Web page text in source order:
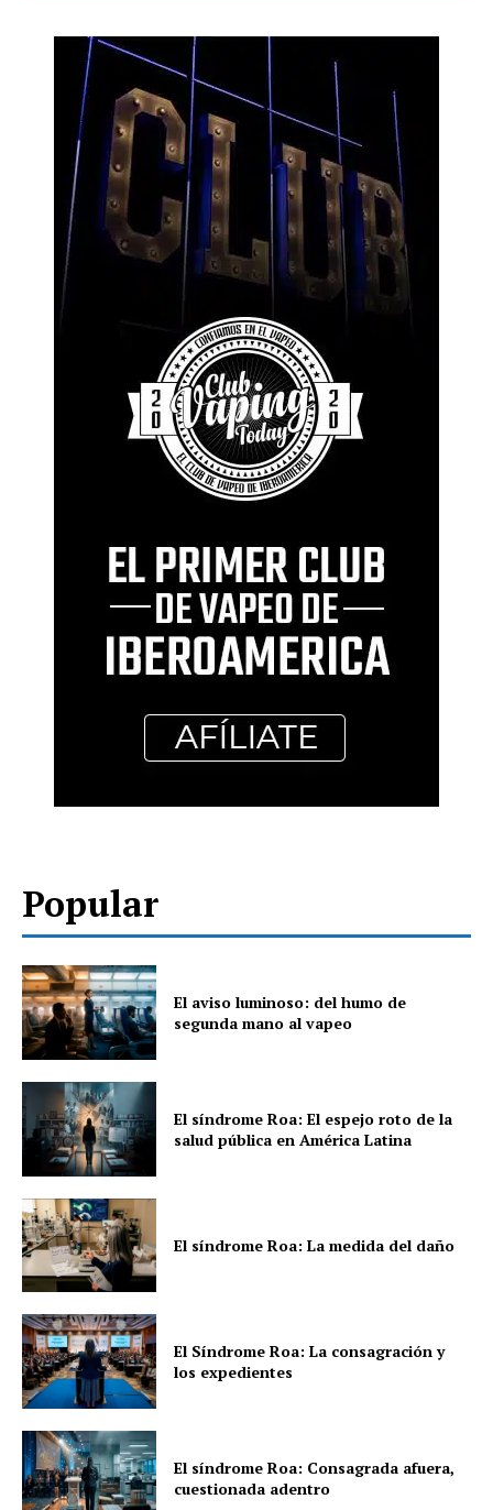
Popular
El aviso luminoso: del humo de
segunda mano al vapeo
El síndrome Roa: El espejo roto de la
salud pública en América Latina
El síndrome Roa: La medida del daño
El Síndrome Roa: La consagración y
los expedientes
El síndrome Roa: Consagrada afuera,
cuestionada adentro